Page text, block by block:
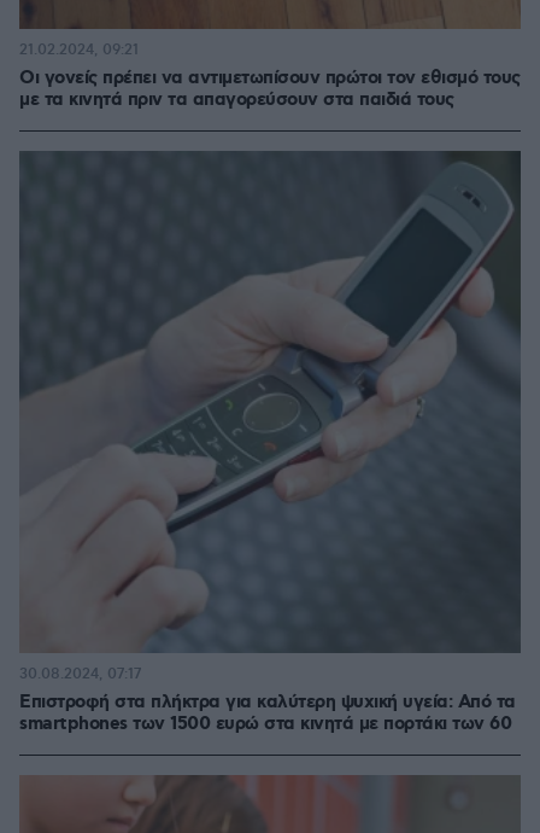
Οι γονείς πρέπει να αντιμετωπίσουν πρώτοι τον εθισμό τους
με τα κινητά πριν τα απαγορεύσουν στα παιδιά τους
21.02.2024, 09:21
Επιστροφή στα πλήκτρα για καλύτερη ψυχική υγεία: Από τα
smartphones των 1500 ευρώ στα κινητά με πορτάκι των 60
30.08.2024, 07:17